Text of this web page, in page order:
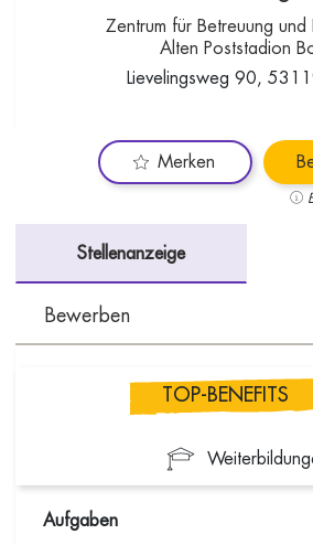
Zentrum für Betreuung und
Alten Poststadion
Lievelingsweg 90,
Merken
Stellenanzeige
Bewerben
TOP-BENEFITS
Aufgaben